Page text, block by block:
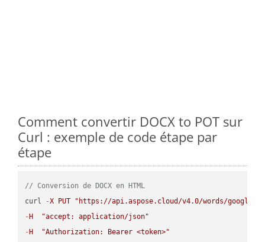
Comment convertir DOCX to POT sur
Curl : exemple de code étape par
étape
// Conversion de DOCX en HTML
curl
-X PUT
"https://api.aspose.cloud/v4.0/words/
- H
"accept: application/json"
- H
"Authorization: Bearer <token>"